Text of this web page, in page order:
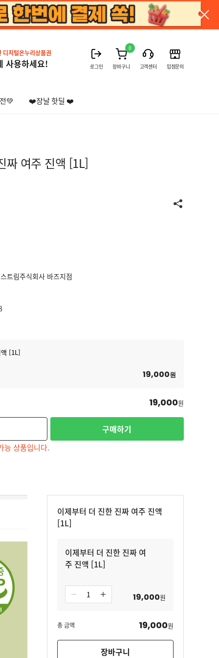
디지털온누리상품권
사용하세요! 로그인
0
장바구니 고객센터 입점문의
💚 ❤️장날 핫딜 ❤️
짜 여주 진액 [1L]
트림주식회사 바즈지점
액 [1L]
19,000원
19,000원
구매하기
능 상품입니다.
이제부터 더 진한 진짜 여주 진액
[1L]
이제부터 더 진한 진짜 여
주 진액 [1L]
19,000원
총 금액 19,000원
장바구니